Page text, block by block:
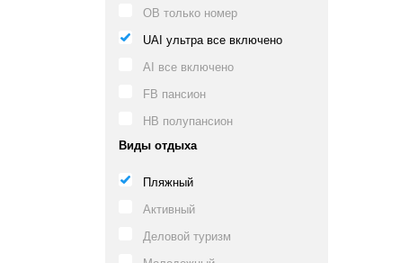
OB только номер
UAI ультра все включено
AI все включено
FB пансион
HB полупансион
Виды отдыха
Пляжный
Активный
Деловой туризм